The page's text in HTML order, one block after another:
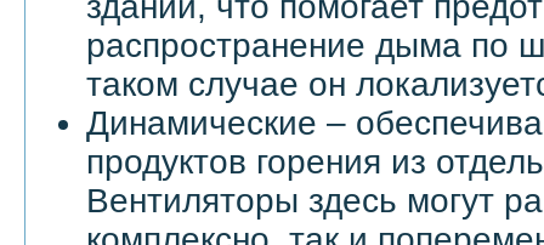
распространение дыма по
таком случае он
Динамические –
продуктов горения из
Вентиляторы здесь могут